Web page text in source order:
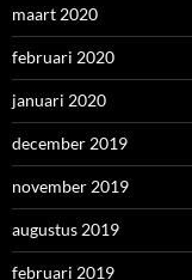
maart 2020
februari 2020
januari 2020
december 2019
november 2019
augustus 2019
februari 2019